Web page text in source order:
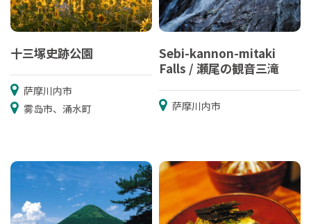
十三塚史跡公園
萨摩川内市
雾岛市、涌水町
Sebi-kannon-mitaki
Falls / 瀬尾の観音三滝
萨摩川内市